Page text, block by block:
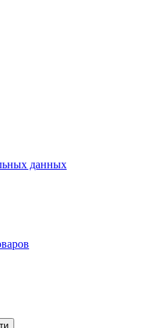
данных